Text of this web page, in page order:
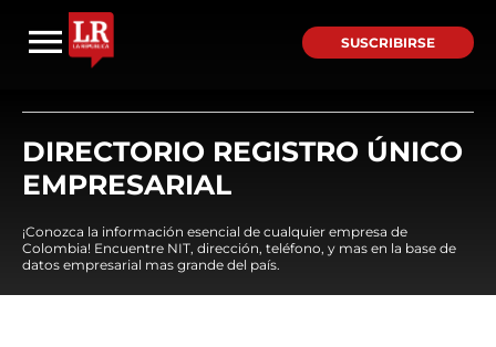
SUSCRIBIRSE
DIRECTORIO REGISTRO ÚNICO
EMPRESARIAL
¡Conozca la información esencial de cualquier empresa de
Colombia! Encuentre NIT, dirección, teléfono, y mas en la base de
datos empresarial mas grande del país.